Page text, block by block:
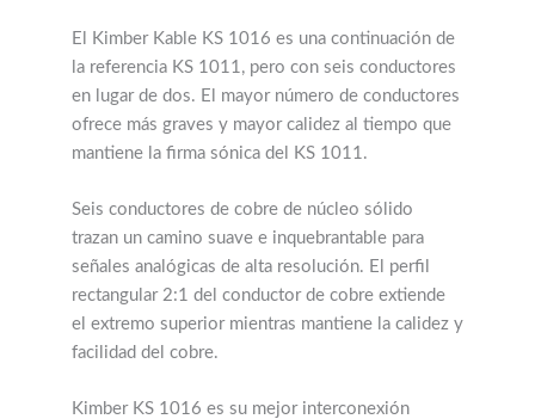
El Kimber Kable KS 1016 es una continuación de
la referencia KS 1011, pero con seis conductores
en lugar de dos. El mayor número de conductores
ofrece más graves y mayor calidez al tiempo que
mantiene la firma sónica del KS 1011.
Seis conductores de cobre de núcleo sólido
trazan un camino suave e inquebrantable para
señales analógicas de alta resolución. El perfil
rectangular 2:1 del conductor de cobre extiende
el extremo superior mientras mantiene la calidez y
facilidad del cobre.
Kimber KS 1016 es su mejor interconexión